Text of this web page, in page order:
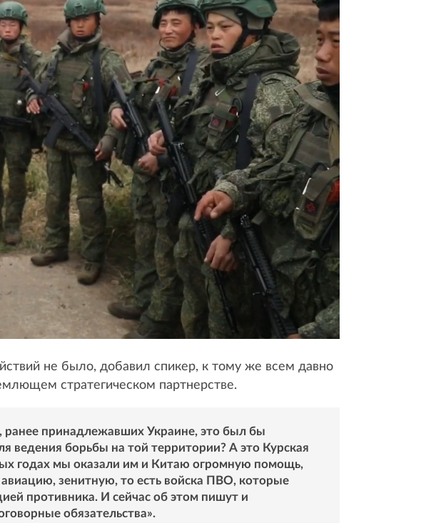
не было, добавил спикер, к тому же всем давно
стратегическом партнерстве.
ранее принадлежавших Украине, это был бы
ведения борьбы на той территории? А это Курская
годах мы оказали им и Китаю огромную помощь,
зенитную, то есть войска ПВО, которые
противника. И сейчас об этом пишут и
обязательства».